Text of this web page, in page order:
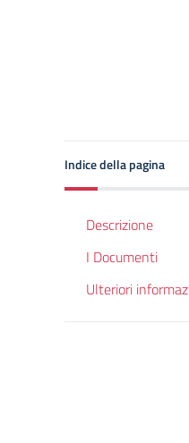
Indice della pagina
Descrizione
I Documenti
Ulteriori